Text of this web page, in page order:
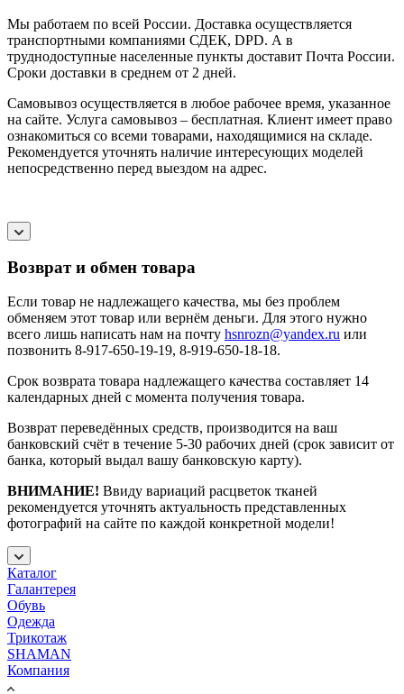
Мы работаем по всей России. Доставка осуществляется
транспортными компаниями СДЕК, DPD. А в
труднодоступные населенные пункты доставит Почта России.
Сроки доставки в среднем от 2 дней.
Самовывоз осуществляется в любое рабочее время, указанное
на сайте. Услуга самовывоз – бесплатная. Клиент имеет право
ознакомиться со всеми товарами, находящимися на складе.
Рекомендуется уточнять наличие интересующих моделей
непосредственно перед выездом на адрес.
Возврат и обмен товара
Если товар не надлежащего качества, мы без проблем
обменяем этот товар или вернём деньги. Для этого нужно
всего лишь написать нам на почту hsnrozn@yandex.ru или
позвонить 8-917-650-19-19, 8-919-650-18-18.
Срок возврата товара надлежащего качества составляет 14
календарных дней с момента получения товара.
Возврат переведённых средств, производится на ваш
банковский счёт в течение 5-30 рабочих дней (срок зависит от
банка, который выдал вашу банковскую карту).
ВНИМАНИЕ! Ввиду вариаций расцветок тканей
рекомендуется уточнять актуальность представленных
фотографий на сайте по каждой конкретной модели!
Каталог
Галантерея
Обувь
Одежда
Трикотаж
SHAMAN
Компания